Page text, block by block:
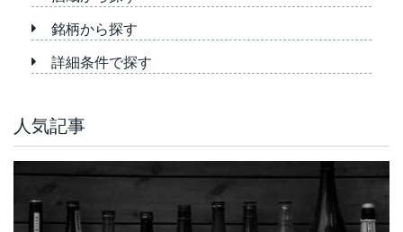
銘柄から探す
詳細条件で探す
人気記事